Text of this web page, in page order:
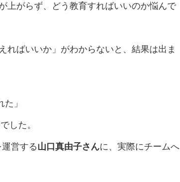
上がらず、どう教育すればいいのか悩んで
ればいいか」がわからないと、結果は出ま
」
した。
営する山口真由子さんに、実際にチームへ